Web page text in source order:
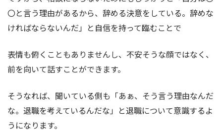
〇と言う理由があるから、辞める決意をしている。辞めな
ければならないんだ」と自信を持って臨むことで
表情も俯くこともありませんし、不安そうな顔ではなく、
前を向いて話すことができます。
そうなれば、聞いている側も「あぁ、そう言う理由なんだ
な。退職を考えているんだな」と退職について意識するよ
うになります。